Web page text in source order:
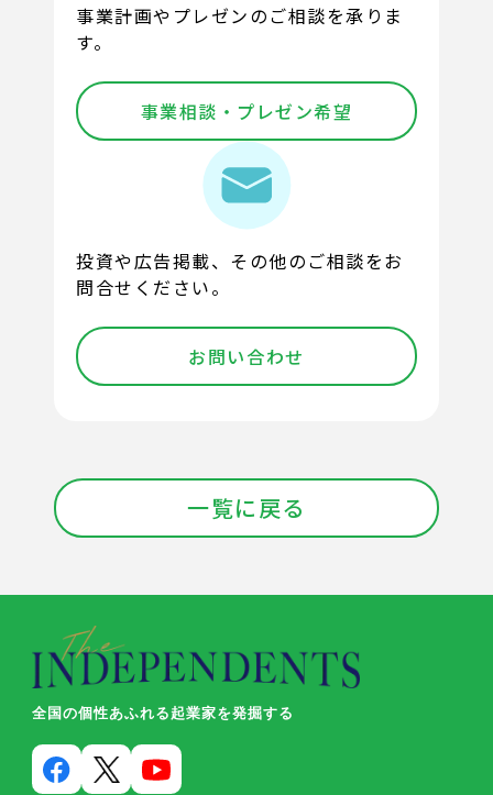
事業計画やプレゼンのご相談を承りま
す。
事業相談・プレゼン希望
投資や広告掲載、その他のご相談をお
問合せください。
お問い合わせ
一覧に戻る
全国の個性あふれる起業家を発掘する